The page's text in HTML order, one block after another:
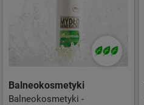
Balneokosmetyki
Balneokosmetyki -